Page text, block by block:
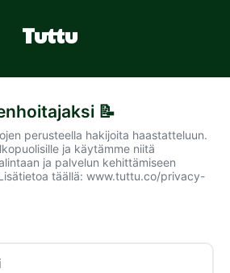
Tuttu
📝
perusteella hakijoita haastatteluun.
ja käytämme niitä
ja palvelun kehittämiseen
täällä: www.tuttu.co/privacy-